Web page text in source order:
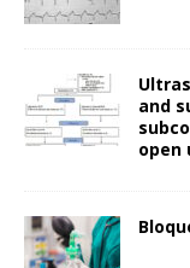
and
open